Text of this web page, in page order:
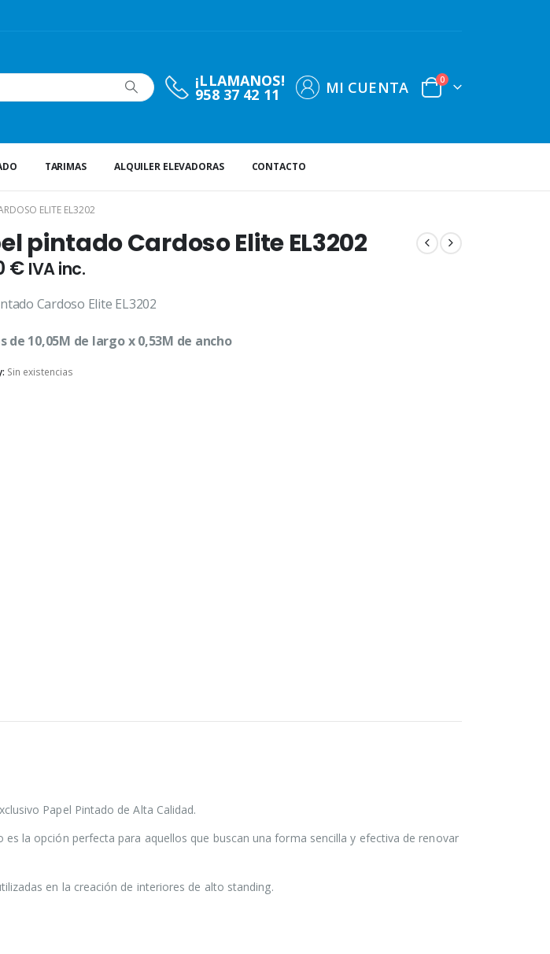
¡LLAMANOS!
958 37 42 11 MI CUENTA 0
TARIMAS ALQUILER ELEVADORAS CONTACTO
ELITE EL3202
pintado Cardoso Elite EL3202
€ IVA inc.
Cardoso Elite EL3202
de 10,05M de largo x 0,53M de ancho
Sin existencias
Papel Pintado de Alta Calidad.
la opción perfecta para aquellos que buscan una forma sencilla y efectiva de renovar
en la creación de interiores de alto standing.